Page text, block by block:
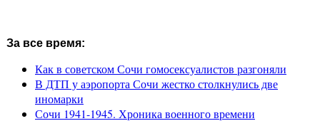
За все время:
Как в советском Сочи гомосексуалистов разгоняли
В ДТП у аэропорта Сочи жестко столкнулись две
иномарки
Сочи 1941-1945. Хроника военного времени